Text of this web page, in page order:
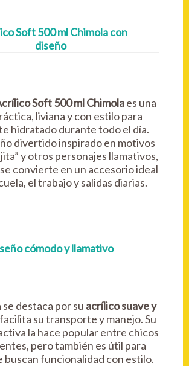
Soft 500 ml Chimola con
diseño
Soft 500 ml Chimolaes una
liviana y con estilo para
hidratado durante todo el día.
divertido inspirado en motivos
y otros personajes llamativos,
convierte en un accesorio ideal
el trabajo y salidas diarias.
cómodo y llamativo
destaca por su acrílico suave y
su transporte y manejo. Su
la hace popular entre chicos
pero también es útil para
buscan funcionalidad con estilo.